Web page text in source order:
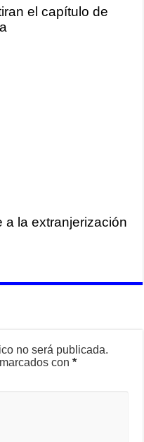
el capítulo de
a la extranjerización
no será publicada.
con*